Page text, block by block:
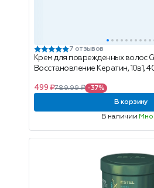
7 отзывов
Крем для поврежденных волос
Восстановление Кератин, 10в1,
499 ₽789.99 ₽ -37%
В корзину
В наличии